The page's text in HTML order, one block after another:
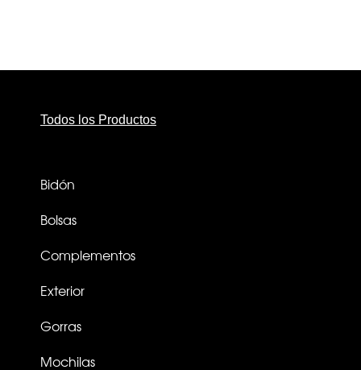
Todos los Productos
Bidón
Bolsas
Complementos
Exterior
Gorras
Mochilas